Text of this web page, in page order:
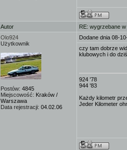
Autor
RE: wygrzebane
Olo924
Użytkownik
Postów: 4845
Miejscowość: Kraków /
Warszawa
Data rejestracji: 04.02.06
Dodane dnia 08-
czy tam dobrze
klubowych i do
924 '78
944 '83
Każdy kilometr
Jeder Kilometer